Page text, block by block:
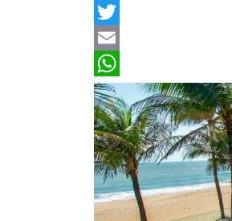
Facebook
Twitter
Email
WhatsApp